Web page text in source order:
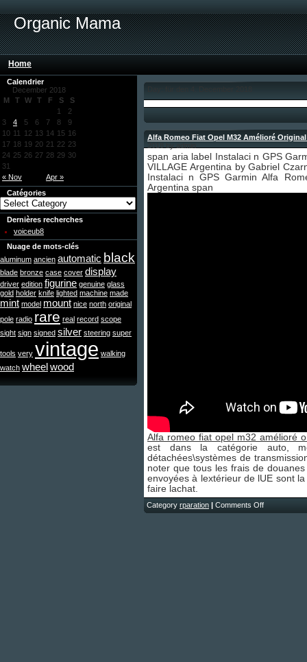
Organic Mama
Home
Calendrier
December 2018
M
T W T F S S
« Nov Apr »
1
2
3
4 5 6 7 8
9
10 11 12 13 14 15 16
17 18 19 20 21 22 23
24 25 26 27 28 29 30
31
Catégories
Dernières recherches
voiceub8
Nuage de mots-clés
aluminum ancien automatic black
blade bronze case cover display
driver edition figurine genuine glass
gold holder knife lighted machine made
mint model mount nice north original
pole radio rare real record scope
sight sign signed silver steering super
tools very vintage walking
watch wheelwood
Alfa Romeo Fiat Opel M32 Amélioré
span aria label Instalaci n GPS
VILLAGE Argentina by Gabriel
Instalaci n GPS Garmin Alfa
Argentina span
Alfa romeo fiat opel m32 amélioré
est dans la catégorie auto,
détachées\systèmes de
noter que tous les frais de
envoyées à lextérieur de lUE sont
faire lachat.
Category rparation | Comments Off